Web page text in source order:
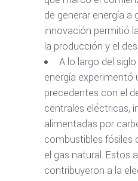
de generar energía a
innovación permitió
la producción y el
A lo largo del
energía experimentó
precedentes con el
centrales eléctricas,
alimentadas por
combustibles fósiles
el gas natural. Estos
contribuyeron a la